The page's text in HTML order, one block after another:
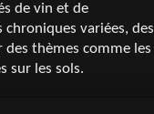
de vin et de
variées, des
thèmes comme les
sur les sols.